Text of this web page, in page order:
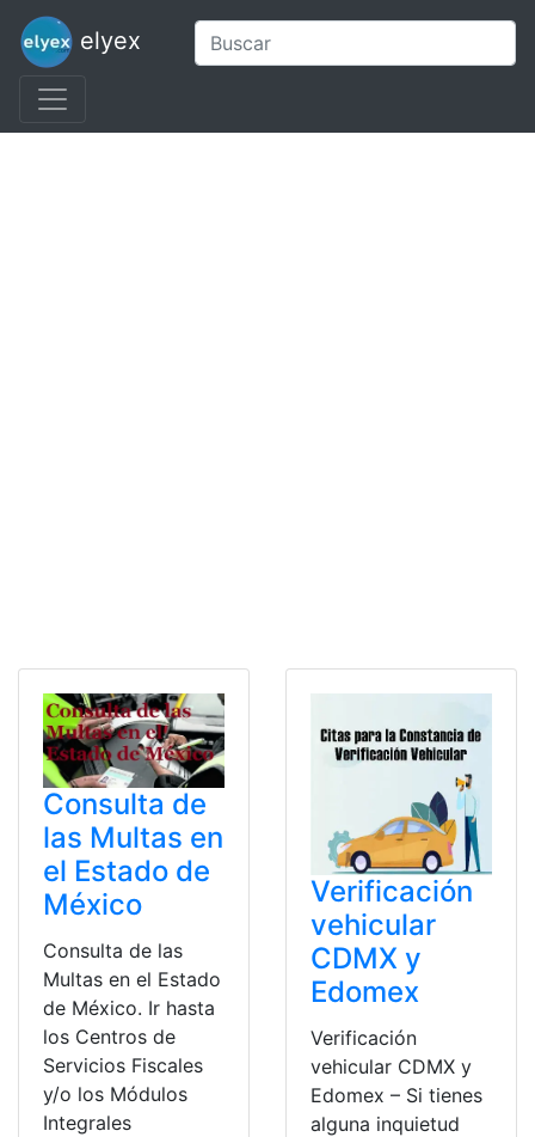
elyex
Consulta de
las Multas en
el Estado de
México
Consulta de las
Multas en el Estado
de México. Ir hasta
los Centros de
Servicios Fiscales
y/o los Módulos
Integrales
Verificación
vehicular
CDMX y
Edomex
Verificación
vehicular CDMX y
Edomex – Si tienes
alguna inquietud